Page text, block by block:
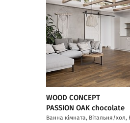
WOOD CONCEPT
PASSION OAK chocolate
Ванна кімната, Вітальня/хол,